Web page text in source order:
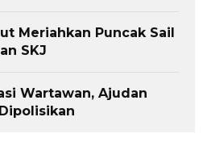
Meriahkan Puncak Sail
SKJ
Wartawan, Ajudan